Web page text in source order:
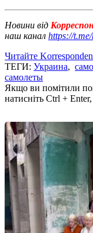
Новини від
наш канал https://
Читайте
ТЕГИ: Украина,
самолеты
Якщо ви помітили
натисніть Ctrl +